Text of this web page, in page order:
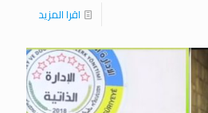
اقرا المزيد